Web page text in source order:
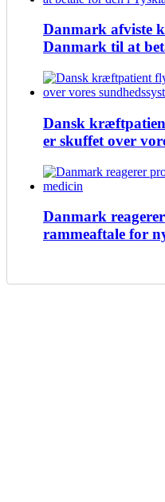
Danmark afviste
Danmark til at
Dansk
er skuffet over
Danmark
rammeaftale for